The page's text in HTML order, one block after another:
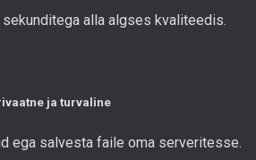
alla algses kvaliteedis.
ja turvaline
ega salvesta faile oma serveritesse.